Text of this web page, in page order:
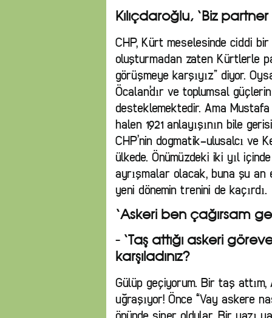
Kılıçdaroğlu, ‘Biz
CHP, Kürt meselesinde ciddi
oluşturmadan zaten Kürtlerle
görüşmeye karşıyız” diyor.
Öcalan’dır ve toplumsal
desteklemektedir. Ama Mustafa
halen 1921 anlayışının bile
CHP’nin dogmatik-ulusalcı ve
ülkede. Önümüzdeki iki yıl
ayrışmalar olacak, buna şu an
yeni dönemin trenini de kaçırdı.
‘Askeri ben çağırsam
- ‘Taş attığı askeri
karşıladınız?
Gülüp geçiyorum. Bir taş attım,
uğraşıyor! Önce “Vay askere